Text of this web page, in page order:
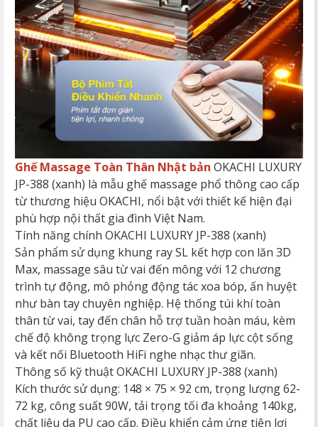
Ghế Massage Toàn Thân Nhật bản OKACHI LUXURY
JP-388 (xanh) là mẫu ghế massage phổ thông cao cấp
từ thương hiệu OKACHI, nổi bật với thiết kế hiện đại
phù hợp nội thất gia đình Việt Nam.
Tính năng chính OKACHI LUXURY JP-388 (xanh)
Sản phẩm sử dụng khung ray SL kết hợp con lăn 3D
Max, massage sâu từ vai đến mông với 12 chương
trình tự động, mô phỏng động tác xoa bóp, ấn huyệt
như bàn tay chuyên nghiệp. Hệ thống túi khí toàn
thân từ vai, tay đến chân hỗ trợ tuần hoàn máu, kèm
chế độ không trọng lực Zero-G giảm áp lực cột sống
và kết nối Bluetooth HiFi nghe nhạc thư giãn.
Thông số kỹ thuật OKACHI LUXURY JP-388 (xanh)
Kích thước sử dụng: 148 × 75 × 92 cm, trọng lượng 62-
72 kg, công suất 90W, tải trọng tối đa khoảng 140kg,
chất liệu da PU cao cấp. Điều khiển cảm ứng tiện lợi